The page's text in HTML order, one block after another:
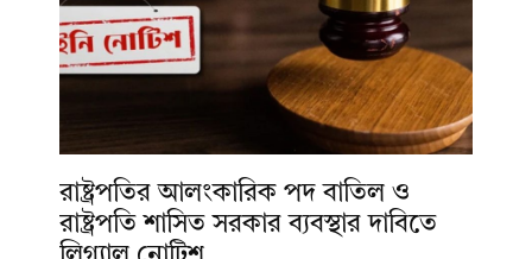
রাষ্ট্রপতির আলংকারিক পদ বাতিল ও
রাষ্ট্রপতি শাসিত সরকার ব্যবস্থার দাবিতে